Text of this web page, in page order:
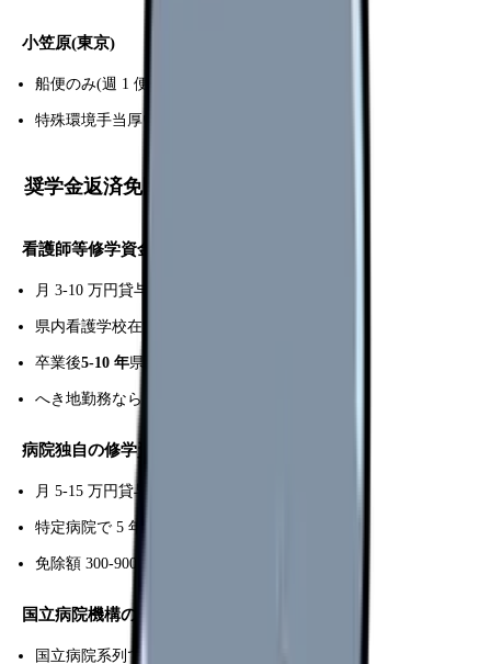
小笠原(東京)
船便のみ(週 1 便、25 時間)
特殊環境手当厚い
奨学金返済免除制度
看護師等修学資金(都道府県)
月 3-10 万円貸与
県内看護学校在学中
卒業後5-10 年県内勤務で全額免除
へき地勤務なら期間短縮(3-5 年)
病院独自の修学資金
月 5-15 万円貸与
特定病院で 5 年勤務
免除額 300-900 万円に達する
国立病院機構の奨学金
国立病院系列で 5 年勤務で免除